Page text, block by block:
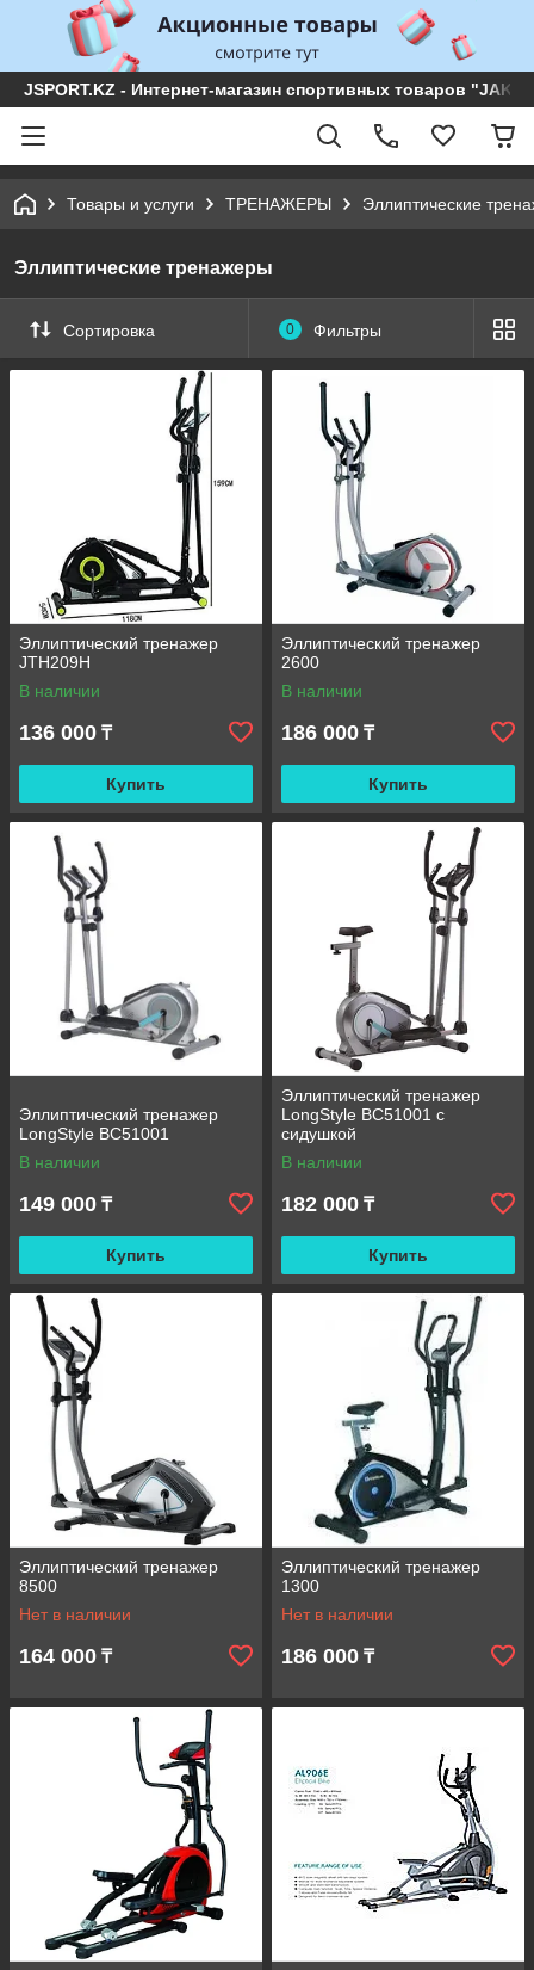
JSPORT.KZ - Интернет-магазин спортивных товаров
Товары и услуги ТРЕНАЖЕРЫ Эллиптические
Эллиптические тренажеры
Сортировка 0 Фильтры
Эллиптический тренажер
JTH209H
В наличии
136 000 ₸
Купить
Эллиптический тренажер
2600
В наличии
186 000 ₸
Купить
Эллиптический тренажер
LongStyle BC51001
В наличии
149 000 ₸
Купить
Эллиптический тренажер
LongStyle BC51001 с
сидушкой
В наличии
182 000 ₸
Купить
Эллиптический тренажер
8500
Нет в наличии
164 000 ₸
Эллиптический тренажер
1300
Нет в наличии
186 000 ₸